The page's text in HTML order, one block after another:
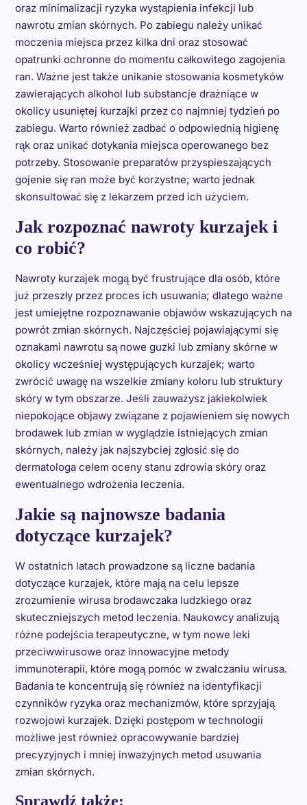
oraz minimalizacji ryzyka wystąpienia infekcji lub
nawrotu zmian skórnych. Po zabiegu należy unikać
moczenia miejsca przez kilka dni oraz stosować
opatrunki ochronne do momentu całkowitego zagojenia
ran. Ważne jest także unikanie stosowania kosmetyków
zawierających alkohol lub substancje drażniące w
okolicy usuniętej kurzajki przez co najmniej tydzień po
zabiegu. Warto również zadbać o odpowiednią higienę
rąk oraz unikać dotykania miejsca operowanego bez
potrzeby. Stosowanie preparatów przyspieszających
gojenie się ran może być korzystne; warto jednak
skonsultować się z lekarzem przed ich użyciem.
Jak rozpoznać nawroty kurzajek i
co robić?
Nawroty kurzajek mogą być frustrujące dla osób, które
już przeszły przez proces ich usuwania; dlatego ważne
jest umiejętne rozpoznawanie objawów wskazujących na
powrót zmian skórnych. Najczęściej pojawiającymi się
oznakami nawrotu są nowe guzki lub zmiany skórne w
okolicy wcześniej występujących kurzajek; warto
zwrócić uwagę na wszelkie zmiany koloru lub struktury
skóry w tym obszarze. Jeśli zauważysz jakiekolwiek
niepokojące objawy związane z pojawieniem się nowych
brodawek lub zmian w wyglądzie istniejących zmian
skórnych, należy jak najszybciej zgłosić się do
dermatologa celem oceny stanu zdrowia skóry oraz
ewentualnego wdrożenia leczenia.
Jakie są najnowsze badania
dotyczące kurzajek?
W ostatnich latach prowadzone są liczne badania
dotyczące kurzajek, które mają na celu lepsze
zrozumienie wirusa brodawczaka ludzkiego oraz
skuteczniejszych metod leczenia. Naukowcy analizują
różne podejścia terapeutyczne, w tym nowe leki
przeciwwirusowe oraz innowacyjne metody
immunoterapii, które mogą pomóc w zwalczaniu wirusa.
Badania te koncentrują się również na identyfikacji
czynników ryzyka oraz mechanizmów, które sprzyjają
rozwojowi kurzajek. Dzięki postępom w technologii
możliwe jest również opracowywanie bardziej
precyzyjnych i mniej inwazyjnych metod usuwania
zmian skórnych.
Sprawdź także: